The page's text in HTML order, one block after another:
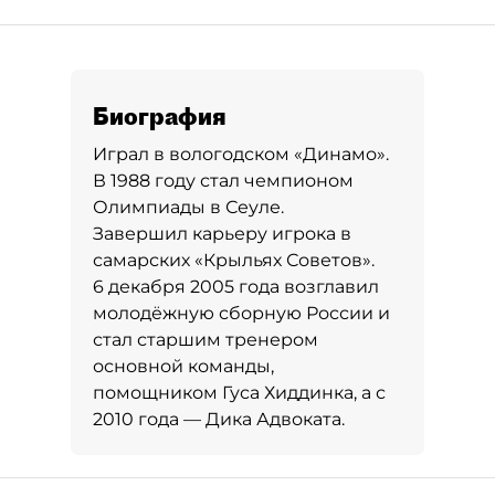
Биография
Играл в вологодском «Динамо».
В 1988 году стал чемпионом
Олимпиады в Сеуле.
Завершил карьеру игрока в
самарских «Крыльях Советов».
6 декабря 2005 года возглавил
молодёжную сборную России и
стал старшим тренером
основной команды,
помощником Гуса Хиддинка, а с
2010 года — Дика Адвоката.